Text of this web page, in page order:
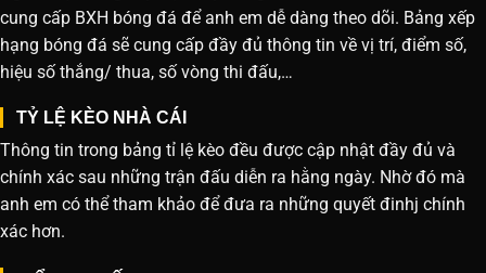
cung cấp BXH bóng đá để anh em dễ dàng theo dõi. Bảng xếp
hạng bóng đá sẽ cung cấp đầy đủ thông tin về vị trí, điểm số,
hiệu số thắng/ thua, số vòng thi đấu,…
TỶ LỆ KÈO NHÀ CÁI
Thông tin trong bảng tỉ lệ kèo đều được cập nhật đầy đủ và
chính xác sau những trận đấu diễn ra hằng ngày. Nhờ đó mà
anh em có thể tham khảo để đưa ra những quyết đinhj chính
xác hơn.